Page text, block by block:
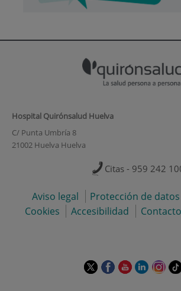
Hospital Quirónsalud Huelva
C/ Punta Umbría 8
21002 Huelva Huelva
Citas - 959 242
Aviso legal Protección de datos
Cookies
Accesibilidad Contacto
EnlaceEnlaceEnlaceEnlace